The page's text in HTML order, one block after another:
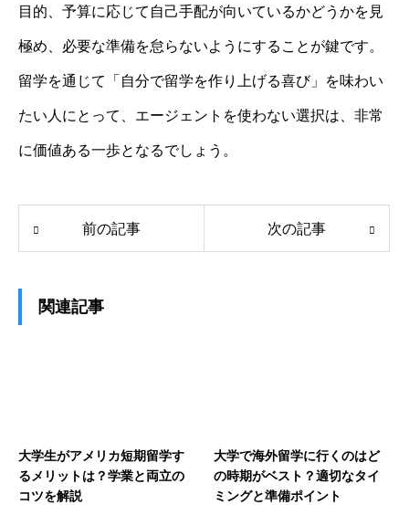
目的、予算に応じて自己手配が向いているかどうかを見
極め、必要な準備を怠らないようにすることが鍵です。
留学を通じて「自分で留学を作り上げる喜び」を味わい
たい人にとって、エージェントを使わない選択は、非常
に価値ある一歩となるでしょう。
前の記事 次の記事
関連記事
大学生がアメリカ短期留学す
るメリットは？学業と両立の
コツを解説
大学で海外留学に行くのはど
の時期がベスト？適切なタイ
ミングと準備ポイント